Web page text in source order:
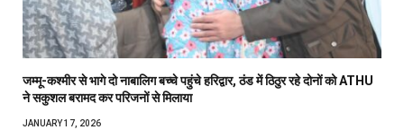
जम्मू-कश्मीर से भागे दो नाबालिग बच्चे पहुंचे हरिद्वार, ठंड में ठिठुर रहे दोनों को ATHU
ने सकुशल बरामद कर परिजनों से मिलाया
JANUARY 17, 2026